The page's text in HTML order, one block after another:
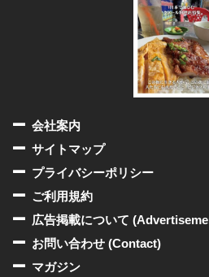
会社案内
サイトマップ
プライバシーポリシー
ご利用規約
広告掲載について
お問い合わせ (Contact)
マガジン